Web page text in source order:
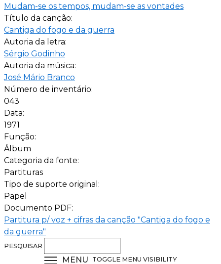
Mudam-se os tempos, mudam-se as vontades
Título da canção:
Cantiga do fogo e da guerra
Autoria da letra:
Sérgio Godinho
Autoria da música:
José Mário Branco
Número de inventário:
043
Data:
1971
Função:
Álbum
Categoria da fonte:
Partituras
Tipo de suporte original:
Papel
Documento PDF:
Partitura p/ voz + cifras da canção "Cantiga do fogo e
da guerra"
PESQUISAR
MENU TOGGLE MENU VISIBILITY